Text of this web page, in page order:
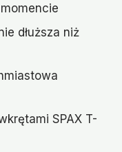
dłuższa niż
SPAX T-